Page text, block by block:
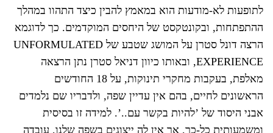
לתופעות לא-מודעות הוא במאמץ להבין כיצד התהוו במהלך
ההתפתחות, ובקונטקסט של היחסים המוקדמים. כך לדוגמא
הרצה דונל סטרן על המושג שטבע של UNFORMULATED
EXPERIENCE, ובאותו כיוון דניאל סטרן נתן הרצאה
מאלפת, בעקבות מחקרי תינוקות, על 18 החודשים
הראשונים לחיים, בהם אין עדיין שפה, ולדבריו שם נלמדים
אבני היסוד של ’להיות בקשר עם..’. למידה זו בסיסית
ומשמעותית כל-כך, אך אין לה ייצוגים בשפה שלנו, עובדה